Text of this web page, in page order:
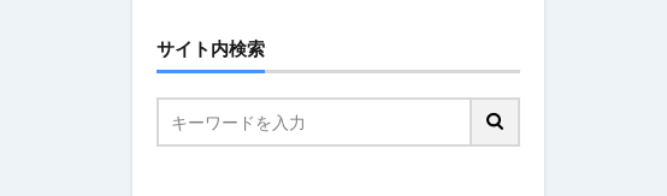
サイト内検索